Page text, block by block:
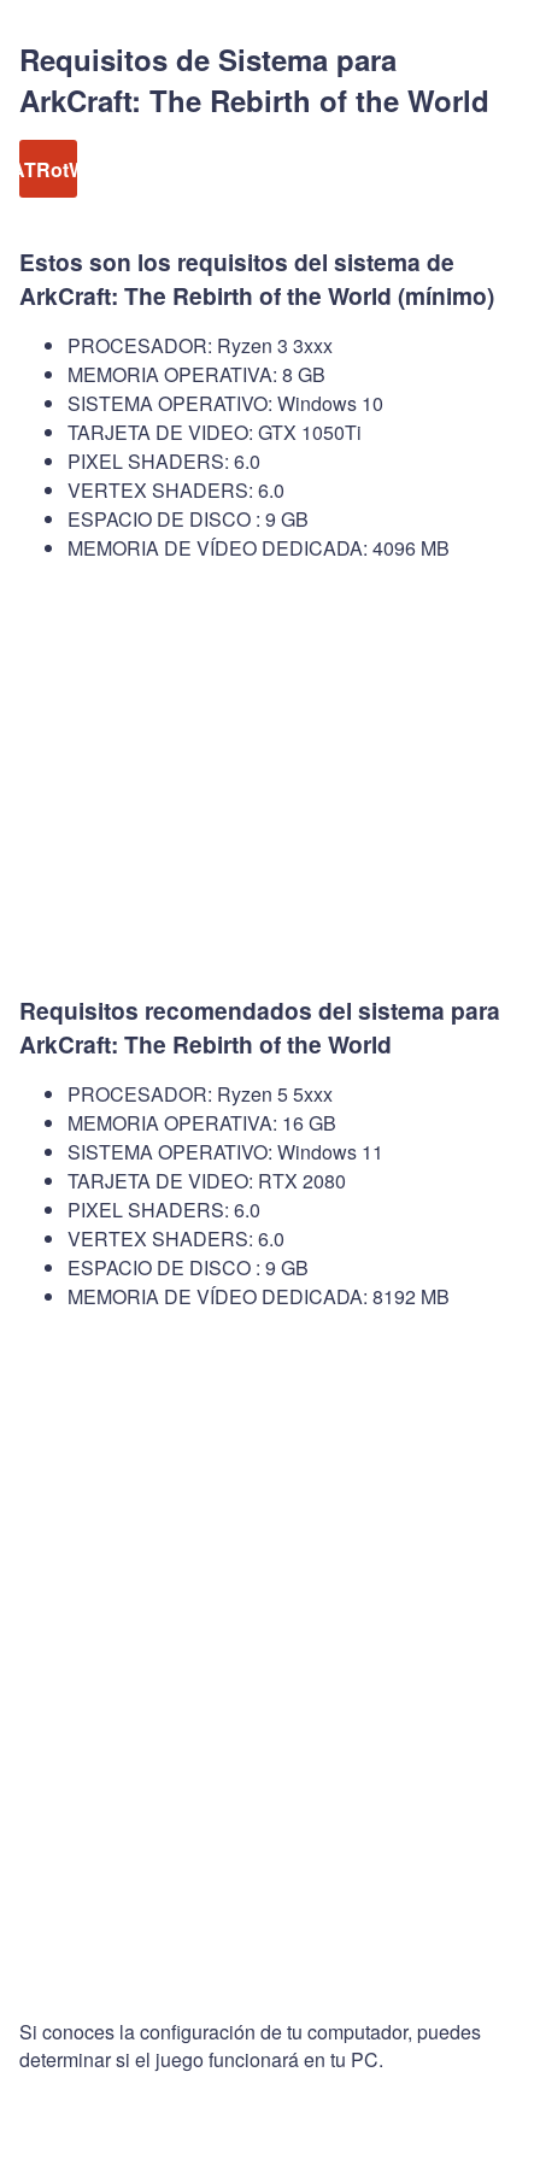
Requisitos de Sistema para
ArkCraft: The Rebirth of the World
ATRotW
Estos son los requisitos del sistema de
ArkCraft: The Rebirth of the World (mínimo)
PROCESADOR: Ryzen 3 3xxx
MEMORIA OPERATIVA: 8 GB
SISTEMA OPERATIVO: Windows 10
TARJETA DE VIDEO: GTX 1050Ti
PIXEL SHADERS: 6.0
VERTEX SHADERS: 6.0
ESPACIO DE DISCO : 9 GB
MEMORIA DE VÍDEO DEDICADA: 4096 MB
Requisitos recomendados del sistema para
ArkCraft: The Rebirth of the World
PROCESADOR: Ryzen 5 5xxx
MEMORIA OPERATIVA: 16 GB
SISTEMA OPERATIVO: Windows 11
TARJETA DE VIDEO: RTX 2080
PIXEL SHADERS: 6.0
VERTEX SHADERS: 6.0
ESPACIO DE DISCO : 9 GB
MEMORIA DE VÍDEO DEDICADA: 8192 MB
Si conoces la configuración de tu computador, puedes
determinar si el juego funcionará en tu PC.